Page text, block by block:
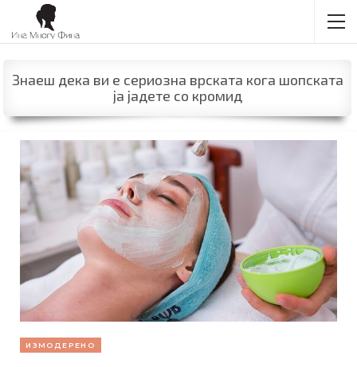
Знаеш дека ви е сериозна врската кога шопската
ја јадете со кромид
ИЗМОДЕРЕНО